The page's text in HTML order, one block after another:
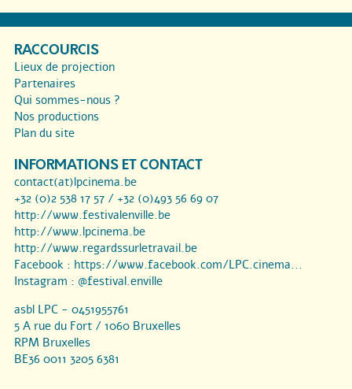
RACCOURCIS
Lieux de projection
Partenaires
Qui sommes-nous ?
Nos productions
Plan du site
INFORMATIONS ET CONTACT
contact(at)lpcinema.be
+32 (0)2 538 17 57 / +32 (0)493 56 69 07
http://www.festivalenville.be
http://www.lpcinema.be
http://www.regardssurletravail.be
Facebook : https://www.facebook.com/LPC.cinema...
Instagram : @festival.enville
asbl LPC - 0451955761
5 A rue du Fort / 1060 Bruxelles
RPM Bruxelles
BE36 0011 3205 6381